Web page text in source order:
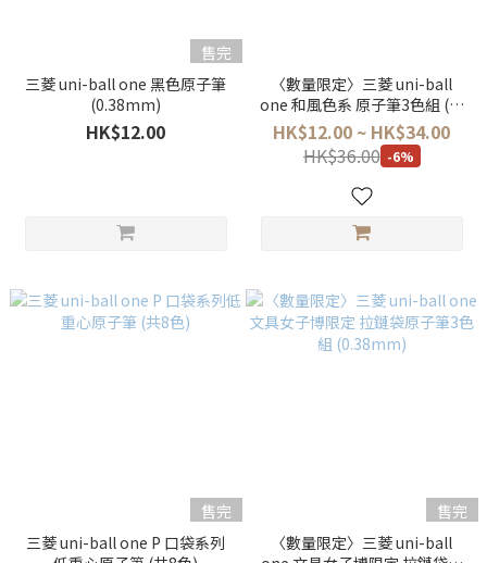
售完
三菱 uni-ball one 黑色原子筆
(0.38mm)
HK$12.00
〈數量限定〉三菱 uni-ball
one 和風色系 原子筆3色組 (共
6色) (0.38mm/0.5mm)
HK$12.00 ~ HK$34.00
HK$36.00 -6%
售完
三菱 uni-ball one P 口袋系列
售完
〈數量限定〉三菱 uni-ball